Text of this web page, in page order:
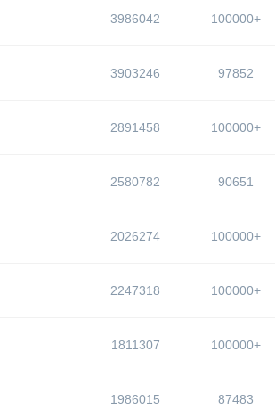
3986042 100000+
3903246 97852
2891458 100000+
2580782 90651
2026274 100000+
2247318 100000+
1811307 100000+
1986015 87483